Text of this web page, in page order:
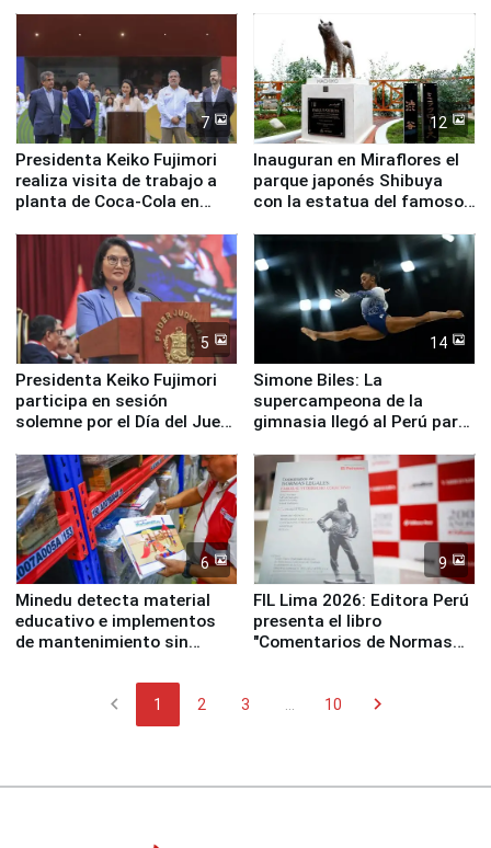
7
Presidenta Keiko Fujimori
realiza visita de trabajo a
planta de Coca-Cola en
12
Inauguran en Miraflores el
parque japonés Shibuya
con la estatua del famoso
5
Presidenta Keiko Fujimori
participa en sesión
solemne por el Día del Juez
14
Simone Biles: La
supercampeona de la
gimnasia llegó al Perú para
Panamericanos Lima 2027
6
Minedu detecta material
educativo e implementos
de mantenimiento sin
9
FIL Lima 2026: Editora Perú
presenta el libro
"Comentarios de Normas
chevron_left 1 2 3 10 chevron_right